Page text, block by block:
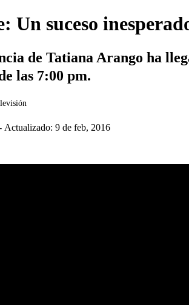
Un suceso
de Tatiana Arango ha
las 7:00 pm.
Actualizado: 9 de feb, 2016